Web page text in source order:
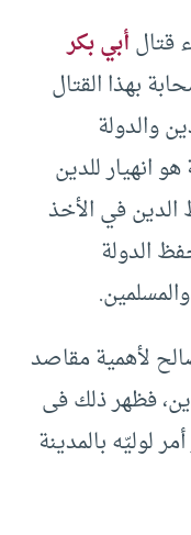
قتالأبي بكر
بهذا القتال
والدولة
انهيار للدين
في الأخذ
الدولة
لأهمية مقاصد
فظهر ذلك فى
لوليّه بالمدينة